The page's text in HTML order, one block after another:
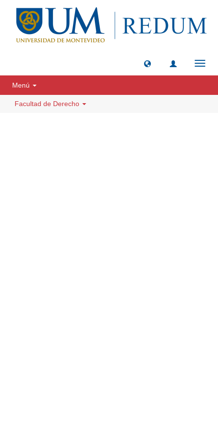
Menú
Facultad de Derecho